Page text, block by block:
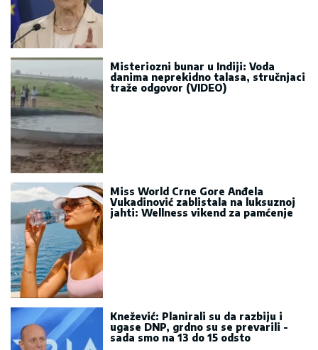
Misteriozni bunar u Indiji: Voda
danima neprekidno talasa, stručnjaci
traže odgovor (VIDEO)
Miss World Crne Gore Anđela
Vukadinović zablistala na luksuznoj
jahti: Wellness vikend za pamćenje
Knežević: Planirali su da razbiju i
ugase DNP, grdno su se prevarili -
sada smo na 13 do 15 odsto